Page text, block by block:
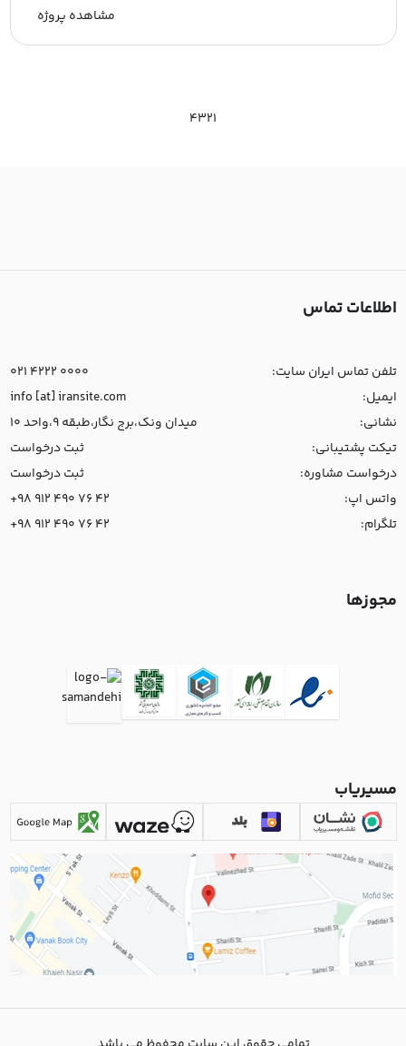
مشاهده پروژه
1
2
3
4
اطلاعات تماس
تلفن تماس ایران سایت:
021 4222 0000
ایمیل:
info [at] iransite.com
نشانی:
میدان ونک،برج نگار،طبقه 9،واحد 10
تیکت پشتیبانی:
ثبت درخواست
درخواست مشاوره:
ثبت درخواست
واتس اپ:
+98 912 490 76 42
تلگرام:
+98 912 490 76 42
مجوزها
مسیریاب